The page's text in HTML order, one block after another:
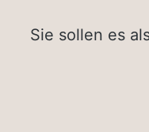
Sie sollen es